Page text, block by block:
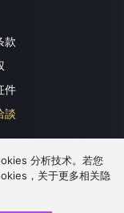
款
件
談
分析技术。若您
，关于更多相关隐